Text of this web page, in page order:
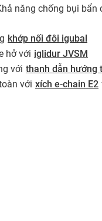
năng chống bụi bẩn
khớp nối đôi igubal
hở với iglidur JVSM
với thanh dẫn hướng
với xích e-chain E2